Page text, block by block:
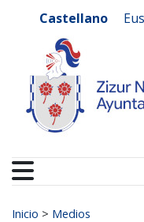
Castellano
Buscar:
Inicio > Medios